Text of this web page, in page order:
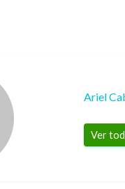
Ariel
Ver